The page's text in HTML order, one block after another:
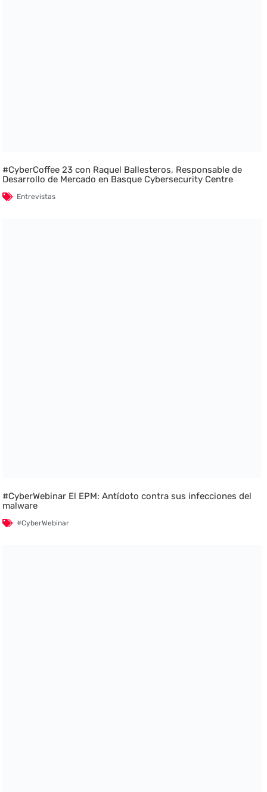
#CyberCoffee 23 con Raquel Ballesteros, Responsable de
Desarrollo de Mercado en Basque Cybersecurity Centre
Entrevistas
#CyberWebinar El EPM: Antídoto contra sus infecciones del
malware
#CyberWebinar